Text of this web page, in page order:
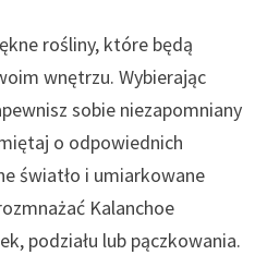
rośliny, które będą
wnętrzu. Wybierając
sobie niezapomniany
o odpowiednich
światło i umiarkowane
Kalanchoe
podziału lub pączkowania.